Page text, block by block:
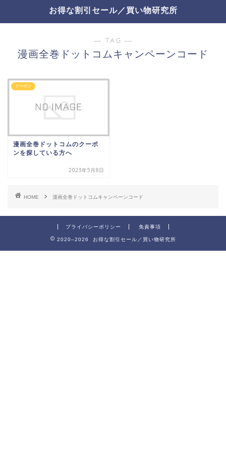
お得な割引セール／買い物研究所
― TAG ―
漫画全巻ドットコムキャンペーンコード
クーポン
漫画全巻ドットコムのクーポ
ンを探している方へ
2023年5月8日
HOME 漫画全巻ドットコムキャンペーンコード
プライバシーポリシー 免責事項
2020–2026 お得な割引セール／買い物研究所